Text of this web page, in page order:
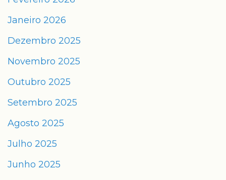
Janeiro 2026
Dezembro 2025
Novembro 2025
Outubro 2025
Setembro 2025
Agosto 2025
Julho 2025
Junho 2025